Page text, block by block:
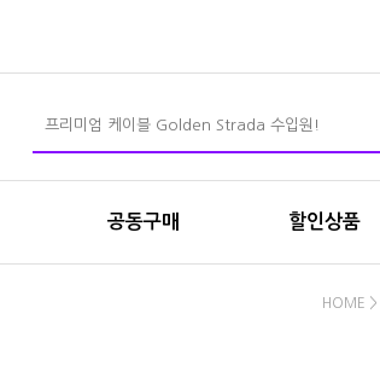
공동구매 할인상품
HOME >